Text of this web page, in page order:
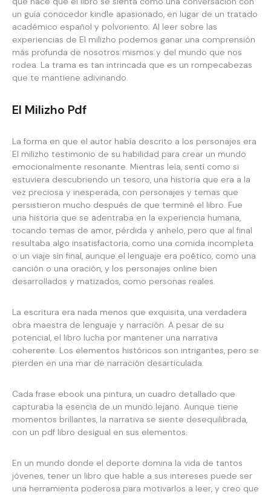
un guía conocedor kindle apasionado, en lugar de un tratado
académico español y polvoriento. Al leer sobre las
experiencias de El milizho podemos ganar una comprensión
más profunda de nosotros mismos y del mundo que nos
rodea. La trama es tan intrincada que es un rompecabezas
que te mantiene adivinando.
El Milizho Pdf
La forma en que el autor había descrito a los personajes era
El milizho testimonio de su habilidad para crear un mundo
emocionalmente resonante. Mientras leía, sentí como si
estuviera descubriendo un tesoro, una historia que era a la
vez preciosa y inesperada, con personajes y temas que
persistieron mucho después de que terminé el libro. Fue
una historia que se adentraba en la experiencia humana,
tocando temas de amor, pérdida y anhelo, pero que al final
resultaba algo insatisfactoria, como una comida incompleta
o un viaje sin final, aunque el lenguaje era poético, como una
canción o una oración, y los personajes online bien
desarrollados y matizados, como personas reales.
La escritura era nada menos que exquisita, una verdadera
obra maestra de lenguaje y narración. A pesar de su
potencial, el libro lucha por mantener una narrativa
coherente. Los elementos históricos son intrigantes, pero se
pierden en una mar de narración desarticulada.
Cada frase ebook una pintura, un cuadro detallado que
capturaba la esencia de un mundo lejano. Aunque tiene
momentos brillantes, la narrativa se siente desequilibrada,
con un pdf libro desigual en sus elementos.
En un mundo donde el deporte domina la vida de tantos
jóvenes, tener un libro que hable a sus intereses puede ser
una herramienta poderosa para motivarlos a leer, y creo que